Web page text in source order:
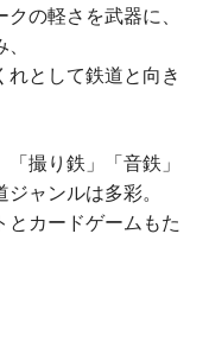
の軽さを武器に、
として鉄道と向き
撮り鉄」「音鉄」
ャンルは多彩。
カードゲームもた